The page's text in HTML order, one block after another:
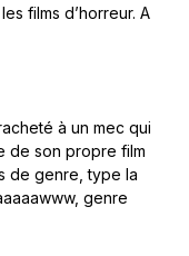
films d’horreur. A
à un mec qui
de son propre film
de genre, type la
genre